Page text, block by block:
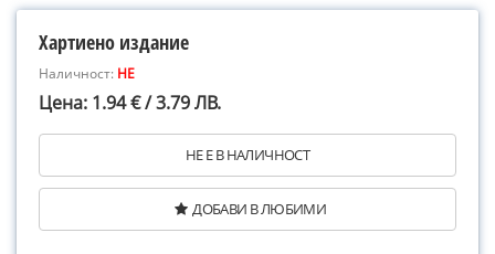
Хартиено издание
Наличност: НЕ
Цена: 1.94 € / 3.79 ЛВ.
НЕ Е В НАЛИЧНОСТ
ДОБАВИ В ЛЮБИМИ